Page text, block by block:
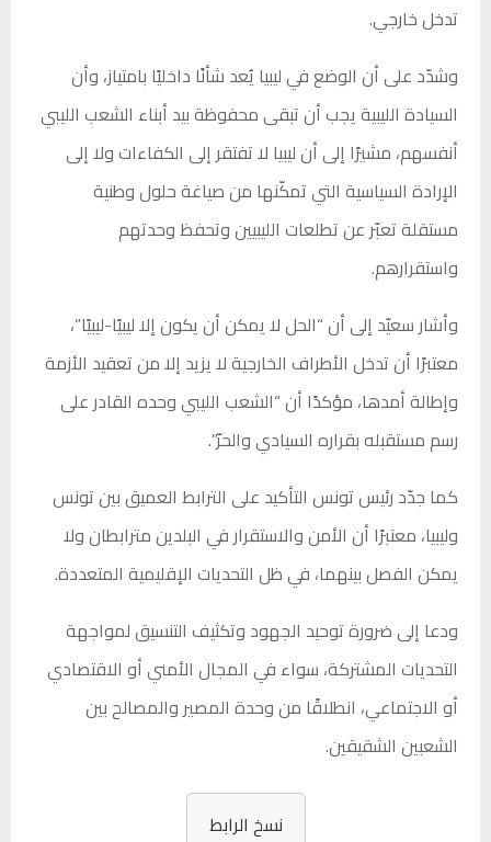
تدخل خارجي.
وشدّد على أن الوضع في ليبيا يُعد شأنًا داخليًا بامتياز، وأن
السيادة الليبية يجب أن تبقى محفوظة بيد أبناء الشعب الليبي
أنفسهم، مشيرًا إلى أن ليبيا لا تفتقر إلى الكفاءات ولا إلى
الإرادة السياسية التي تمكّنها من صياغة حلول وطنية
مستقلة تعبّر عن تطلعات الليبيين وتحفظ وحدتهم
واستقرارهم.
وأشار سعيّد إلى أن “الحل لا يمكن أن يكون إلا ليبيًا-ليبيًا”،
معتبرًا أن تدخل الأطراف الخارجية لا يزيد إلا من تعقيد الأزمة
وإطالة أمدها، مؤكدًا أن “الشعب الليبي وحده القادر على
رسم مستقبله بقراره السيادي والحرّ”.
كما جدّد رئيس تونس التأكيد على الترابط العميق بين تونس
وليبيا، معتبرًا أن الأمن والاستقرار في البلدين مترابطان ولا
يمكن الفصل بينهما، في ظل التحديات الإقليمية المتعددة.
ودعا إلى ضرورة توحيد الجهود وتكثيف التنسيق لمواجهة
التحديات المشتركة، سواء في المجال الأمني أو الاقتصادي
أو الاجتماعي، انطلاقًا من وحدة المصير والمصالح بين
الشعبين الشقيقين.
نسخ الرابط